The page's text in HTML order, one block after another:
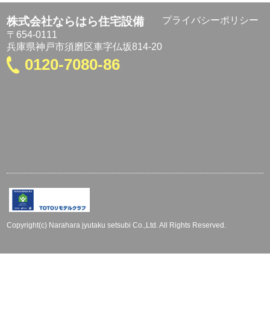
株式会社ならはら住宅設備
〒654-0111
兵庫県神戸市須磨区車字仏坂814-20
0120-7080-86
プライバシーポリシー
Copyright(c) Narahara jyutaku setsubi Co.,Ltd. All Rights Reserved.